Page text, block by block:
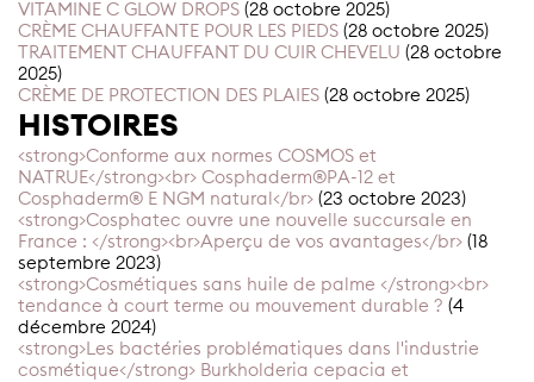
VITAMINE C GLOW DROPS (28 octobre 2025)
CRÈME CHAUFFANTE POUR LES PIEDS (28 octobre 2025)
TRAITEMENT CHAUFFANT DU CUIR CHEVELU (28 octobre
2025)
CRÈME DE PROTECTION DES PLAIES (28 octobre 2025)
HISTOIRES
<strong>Conforme aux normes COSMOS et
NATRUE</strong><br> Cosphaderm®PA-12 et
Cosphaderm® E NGM natural</br> (23 octobre 2023)
<strong>Cosphatec ouvre une nouvelle succursale en
France : </strong><br>Aperçu de vos avantages</br> (18
septembre 2023)
<strong>Cosmétiques sans huile de palme </strong><br>
tendance à court terme ou mouvement durable ? (4
décembre 2024)
<strong>Les bactéries problématiques dans l'industrie
cosmétique</strong> Burkholderia cepacia et